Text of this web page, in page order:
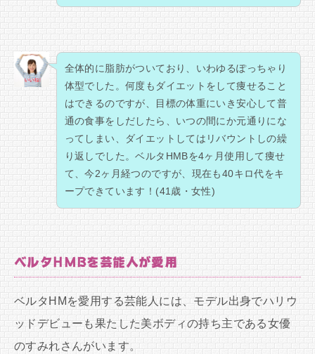
全体的に脂肪がついており、いわゆるぽっちゃり
体型でした。何度もダイエットをして痩せること
はできるのですが、目標の体重にいき安心して普
通の食事をしだしたら、いつの間にか元通りにな
ってしまい、ダイエットしてはリバウントしの繰
り返しでした。ベルタHMBを4ヶ月使用して痩せ
て、今2ヶ月経つのですが、現在も40キロ代をキ
ープできています！(41歳・女性)
ベルタHMBを芸能人が愛用
ベルタHMを愛用する芸能人には、モデル出身でハリウ
ッドデビューも果たした美ボディの持ち主である女優
のすみれさんがいます。